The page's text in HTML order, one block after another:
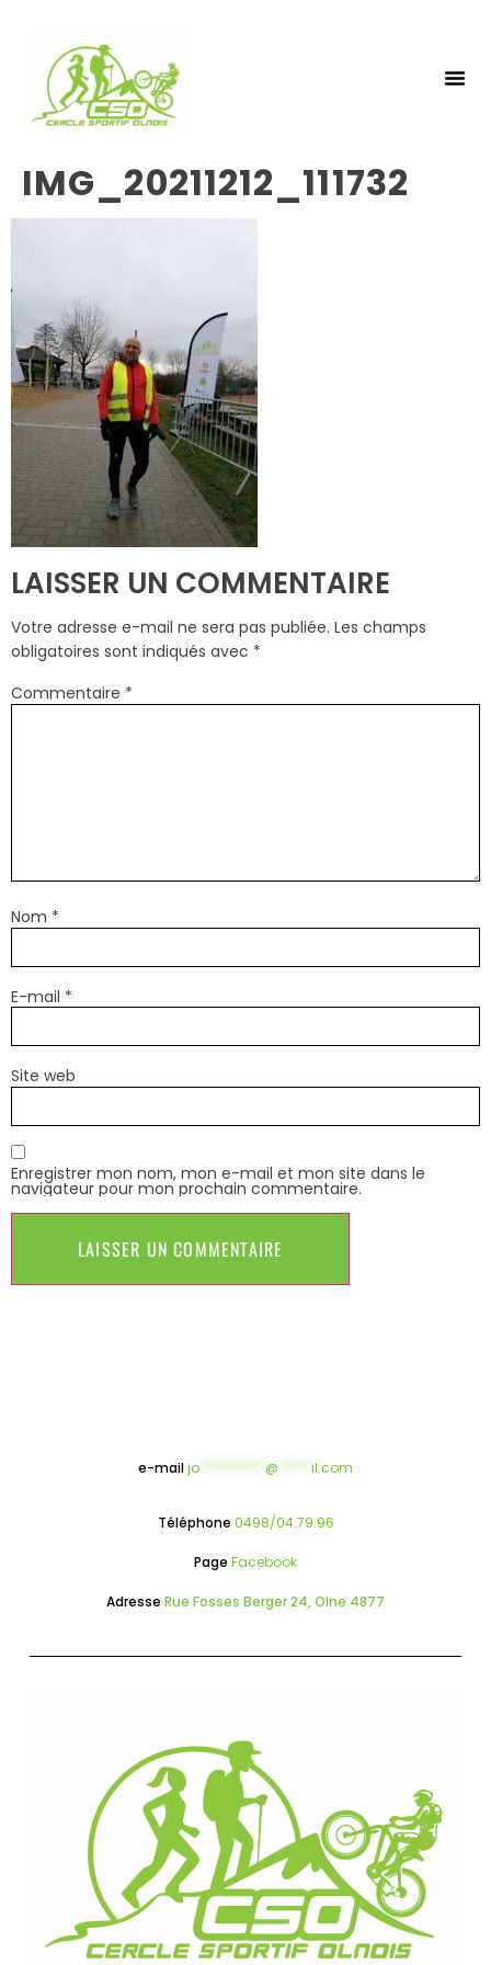
IMG_20211212_111732
LAISSER UN COMMENTAIRE
Votre adresse e-mail ne sera pas publiée. Les champs
obligatoires sont indiqués avec *
Commentaire *
Nom *
E-mail *
Site web
Enregistrer mon nom, mon e-mail et mon site dans le
navigateur pour mon prochain commentaire.
e-mailjo @ il.com
Téléphone 0498/04.79.96
Page Facebook
Adresse Rue Fosses Berger 24, Olne 4877